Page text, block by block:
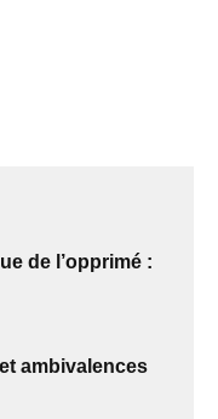
de l’opprimé :
ambivalences